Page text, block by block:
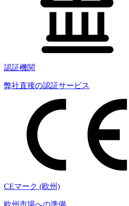
認証機関
弊社直接の認証サービス
CEマーク (欧州)
欧州市場への準備